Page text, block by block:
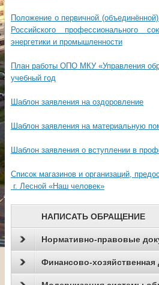
Положение о первичной
Российского профессионального
энергетики и промышленности
План работы ОПО МКУ «Управления
учебный год
Шаблон заявления на оздоровление
Шаблон заявления на материальную
Шаблон заявления о вступлении в
Список магазинов и организаций,
г. Лесной «Наш человек»
НАПИСАТЬ ОБРАЩЕНИЕ
Нормативно-правовые
Финансово-хозяйственная